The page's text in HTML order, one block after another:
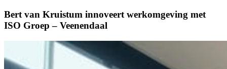
Bert van Kruistum innoveert werkomgeving met
ISO Groep – Veenendaal